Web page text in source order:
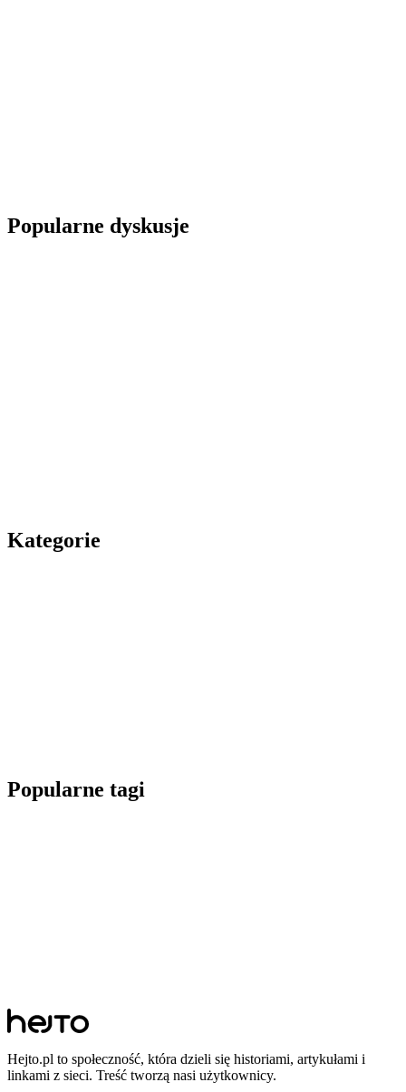
Popularne dyskusje
Kategorie
Popularne tagi
Hejto.pl to społeczność, która dzieli się historiami, artykułami i
linkami z sieci. Treść tworzą nasi użytkownicy.